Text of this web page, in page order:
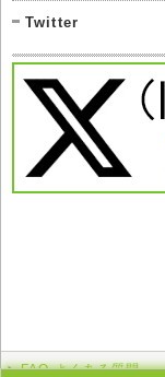
Twitter
FAQ よくある質問